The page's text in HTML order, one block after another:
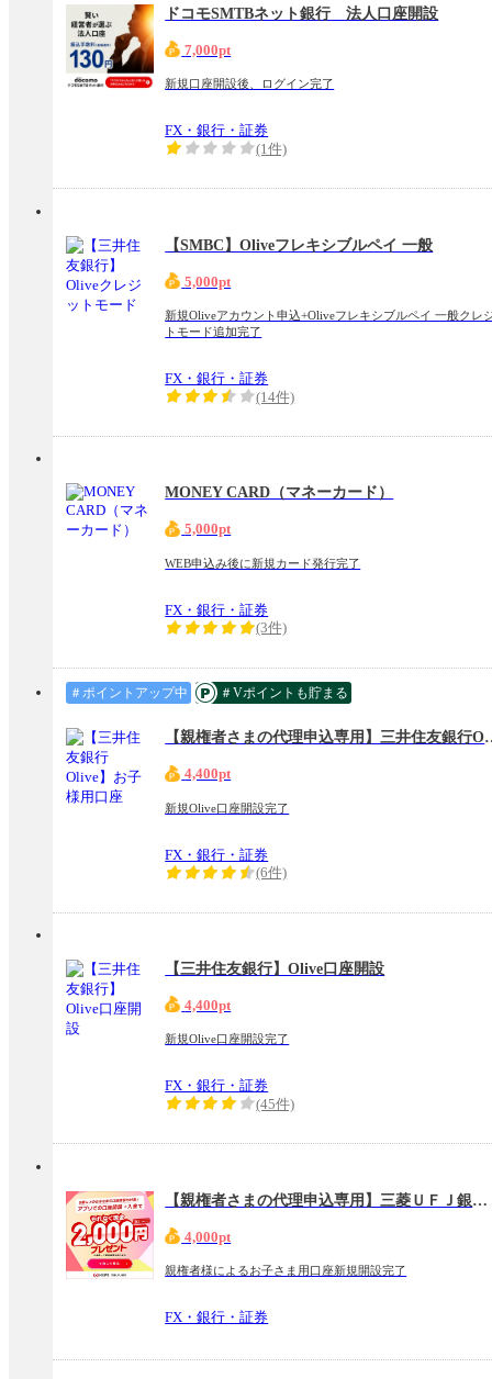
ドコモSMTBネット銀行 法人口座開設
7,000pt
新規口座開設後、ログイン完了
FX・銀行・証券
(1件)
【SMBC】Oliveフレキシブルペイ 一般
5,000pt
新規Oliveアカウント申込+Oliveフレキシブルペイ 一般クレ
トモード追加完了
FX・銀行・証券
(14件)
MONEY CARD（マネーカード）
5,000pt
WEB申込み後に新規カード発行完了
FX・銀行・証券
(3件)
＃ポイントアップ中 ＃Vポイントも貯まる
【親権者さまの代
4,400pt
新規Olive口座開設完了
FX・銀行・証券
(6件)
【三井住友銀行】Olive口座開設
4,400pt
新規Olive口座開設完了
FX・銀行・証券
(45件)
【親権者さまの代理申込専用】三菱ＵＦＪ銀行 お子さま用口座
4,000pt
親権者様によるお子さま用口座新規開設完了
FX・銀行・証券